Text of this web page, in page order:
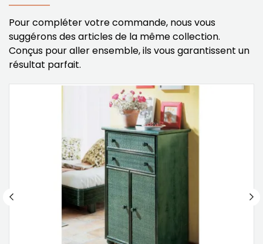
Pour compléter votre commande, nous vous
suggérons des articles de la même collection.
Conçus pour aller ensemble, ils vous garantissent un
résultat parfait.